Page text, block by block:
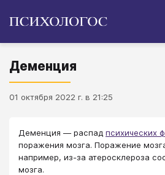
Деменция
01 октября 2022 г. в 21:25
Деменция ― распад психических
поражения мозга. Поражение
например, из-за атеросклероза
мозга.